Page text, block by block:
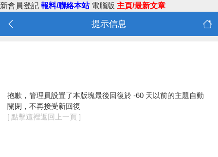
新會員登記 報料/聯絡本站 電腦版 主頁/最新文章
提示信息
抱歉，管理員設置了本版塊最後回復於 -60 天以前的主題自動
關閉，不再接受新回復
[ 點擊這裡返回上一頁 ]